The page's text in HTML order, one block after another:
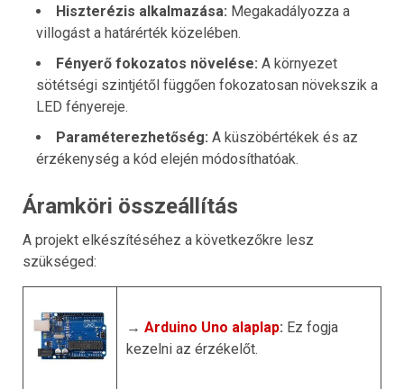
Hiszterézis alkalmazása: Megakadályozza a
villogást a határérték közelében.
Fényerő fokozatos növelése: A környezet
sötétségi szintjétől függően fokozatosan növekszik a
LED fényereje.
Paraméterezhetőség: A küszöbértékek és az
érzékenység a kód elején módosíthatóak.
Áramköri összeállítás
A projekt elkészítéséhez a következőkre lesz
szükséged:
→ Arduino Uno alaplap: Ez fogja
kezelni az érzékelőt.